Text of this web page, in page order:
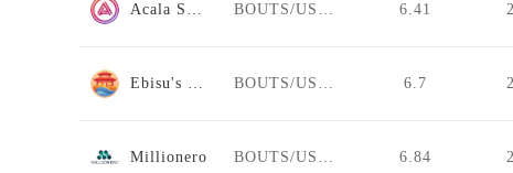
Acala Swap BOUTS/USDT 6.41
Ebisu's Bay BOUTS/USDT 6.7
Millionero BOUTS/USDT 6.84